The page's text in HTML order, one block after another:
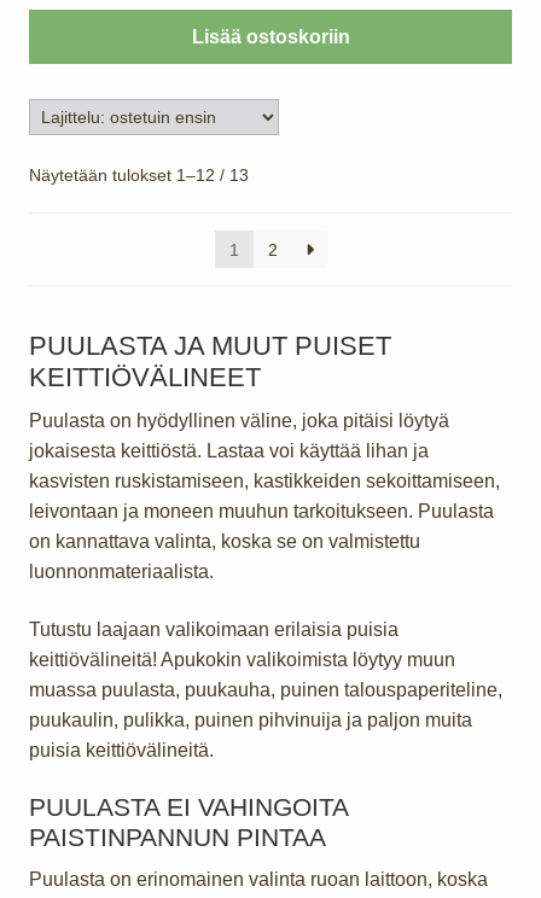
Lisää ostoskoriin
Näytetään tulokset 1–12 / 13
1 2
PUULASTA JA MUUT PUISET
KEITTIÖVÄLINEET
Puulasta on hyödyllinen väline, joka pitäisi löytyä
jokaisesta keittiöstä. Lastaa voi käyttää lihan ja
kasvisten ruskistamiseen, kastikkeiden sekoittamiseen,
leivontaan ja moneen muuhun tarkoitukseen. Puulasta
on kannattava valinta, koska se on valmistettu
luonnonmateriaalista.
Tutustu laajaan valikoimaan erilaisia puisia
keittiövälineitä! Apukokin valikoimista löytyy muun
muassa puulasta, puukauha, puinen talouspaperiteline,
puukaulin, pulikka, puinen pihvinuija ja paljon muita
puisia keittiövälineitä.
PUULASTA EI VAHINGOITA
PAISTINPANNUN PINTAA
Puulasta on erinomainen valinta ruoan laittoon, koska